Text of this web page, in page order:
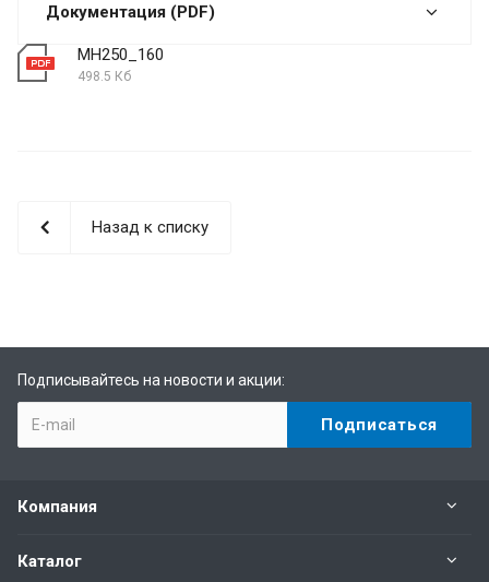
Документация (PDF)
МН250_160
498.5 Кб
Назад к списку
Подписывайтесь на новости и акции:
Компания
Каталог